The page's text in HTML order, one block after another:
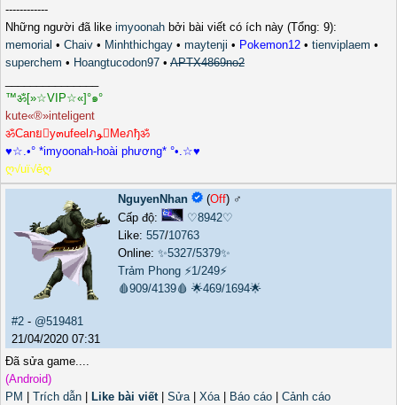
------------
Những người đã like imyoonah bởi bài viết có ích này (Tổng: 9):
memorial • Chaiv • Minhthichgay • maytenji • Pokemon12 • tienviplaem •
superchem • Hoangtucodon97 • APTX4869no2
™ॐ[»☆VIP☆«]°๑°
kute«®»inteligent
ॐCanยy๓ufeelภﻮMeภђॐ
♥☆.•° *imyoonah-hoài phương* °•.☆♥
ღ√uï√ẻღ
NguyenNhan (Off) ♂️
Cấp độ:
♡8942♡
Like:557/10763
Online:✨5327/5379✨
Trảm Phong ⚡1/249⚡
🩸909/4139🩸 🌟469/1694🌟
#2 - @519481
21/04/2020 07:31
Đã sửa game....
(Android)
PM
Trích dẫn Like bài viết| Sửa| Xóa| Báo cáo Cảnh cáo